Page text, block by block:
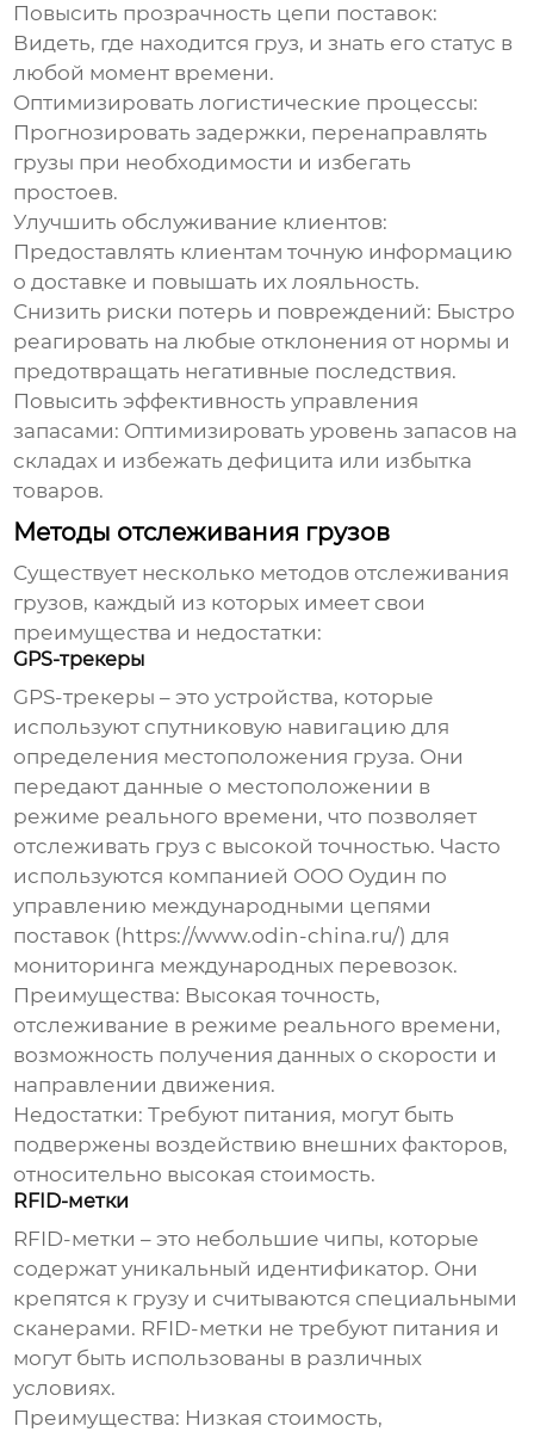
Повысить прозрачность цепи поставок:
Видеть, где находится груз, и знать его статус в
любой момент времени.
Оптимизировать логистические процессы:
Прогнозировать задержки, перенаправлять
грузы при необходимости и избегать
простоев.
Улучшить обслуживание клиентов:
Предоставлять клиентам точную информацию
о доставке и повышать их лояльность.
Снизить риски потерь и повреждений: Быстро
реагировать на любые отклонения от нормы и
предотвращать негативные последствия.
Повысить эффективность управления
запасами: Оптимизировать уровень запасов на
складах и избежать дефицита или избытка
товаров.
Методы отслеживания грузов
Существует несколько методов отслеживания
грузов, каждый из которых имеет свои
преимущества и недостатки:
GPS-трекеры
GPS-трекеры – это устройства, которые
используют спутниковую навигацию для
определения местоположения груза. Они
передают данные о местоположении в
режиме реального времени, что позволяет
отслеживать груз с высокой точностью. Часто
используются компанией ООО Оудин по
управлению международными цепями
поставок ( https://www.odin-china.ru/) для
мониторинга международных перевозок.
Преимущества: Высокая точность,
отслеживание в режиме реального времени,
возможность получения данных о скорости и
направлении движения.
Недостатки: Требуют питания, могут быть
подвержены воздействию внешних факторов,
относительно высокая стоимость.
RFID-метки
RFID-метки – это небольшие чипы, которые
содержат уникальный идентификатор. Они
крепятся к грузу и считываются специальными
сканерами. RFID-метки не требуют питания и
могут быть использованы в различных
условиях.
Преимущества: Низкая стоимость,